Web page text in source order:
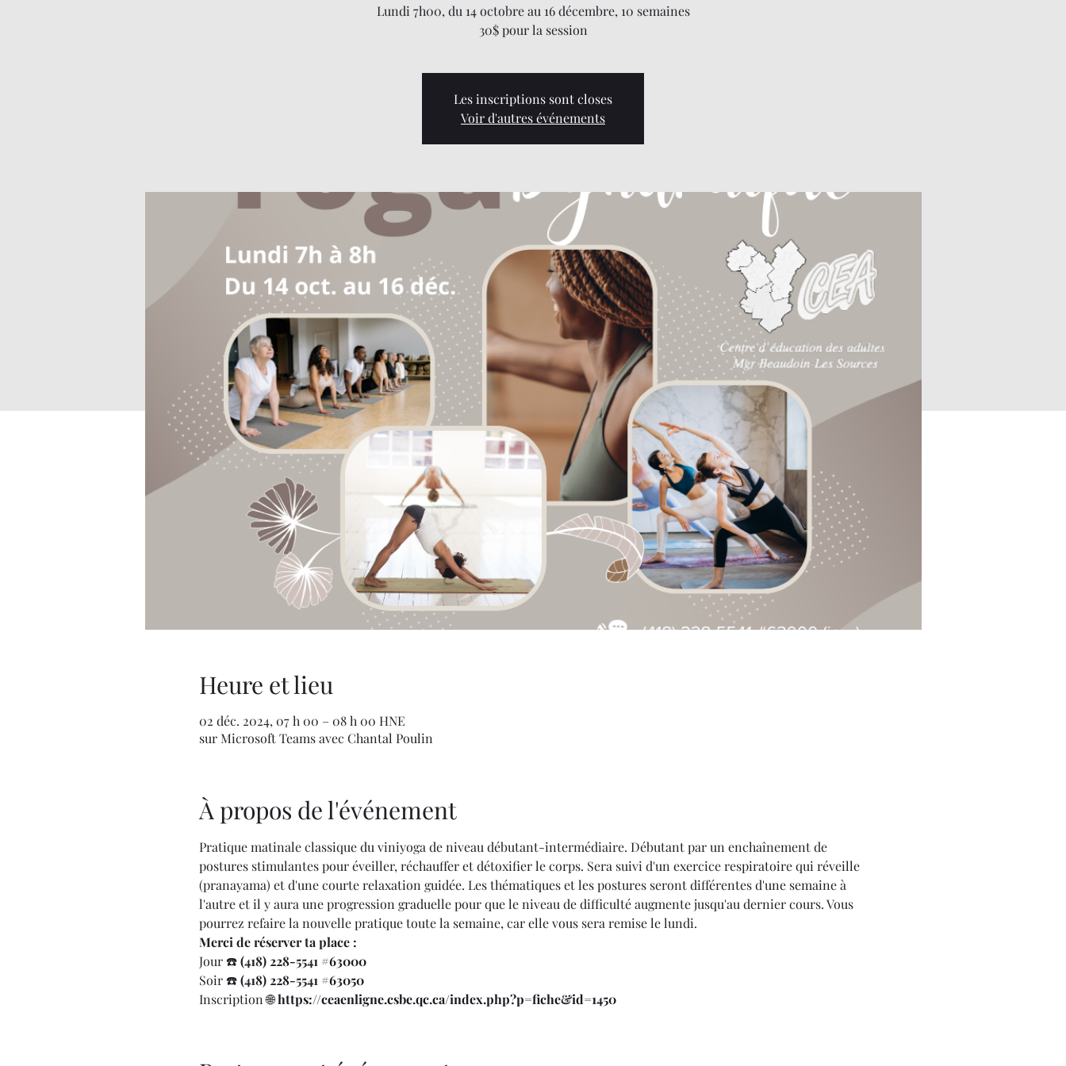
Lundi 7h00, du 14 octobre au 16 décembre, 10 semaines
30$ pour la session
Les inscriptions sont closes
Voir d'autres événements
Heure et lieu
02 déc. 2024, 07 h 00 – 08 h 00 HNE
sur Microsoft Teams avec Chantal Poulin
À propos de l'événement
Pratique matinale classique du viniyoga de niveau débutant-intermédiaire. Débutant par un enchaînement de
postures stimulantes pour éveiller, réchauffer et détoxifier le corps. Sera suivi d'un exercice respiratoire qui réveille
(pranayama) et d'une courte relaxation guidée. Les thématiques et les postures seront différentes d'une semaine à
l'autre et il y aura une progression graduelle pour que le niveau de difficulté augmente jusqu'au dernier cours. Vous
pourrez refaire la nouvelle pratique toute la semaine, car elle vous sera remise le lundi.
Merci de réserver ta place :
Jour ☎️ (418) 228-5541 #63000
Soir ☎️ (418) 228-5541 #63050
Inscription 🌐 https://ceaenligne.csbe.qc.ca/index.php?p=fiche&id=1450